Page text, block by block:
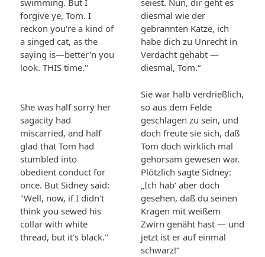
swimming. But I
forgive ye, Tom. I
reckon you're a kind of
a singed cat, as the
saying is—better'n you
look. THIS time."
seiest. Nun, dir geht es
diesmal wie der
gebrannten Katze, ich
habe dich zu Unrecht in
Verdacht gehabt —
diesmal, Tom.“
She was half sorry her
sagacity had
miscarried, and half
glad that Tom had
stumbled into
obedient conduct for
once. But Sidney said:
"Well, now, if I didn't
think you sewed his
collar with white
thread, but it's black."
Sie war halb verdrießlich,
so aus dem Felde
geschlagen zu sein, und
doch freute sie sich, daß
Tom doch wirklich mal
gehorsam gewesen war.
Plötzlich sagte Sidney:
„Ich hab‘ aber doch
gesehen, daß du seinen
Kragen mit weißem
Zwirn genäht hast — und
jetzt ist er auf einmal
schwarz!“